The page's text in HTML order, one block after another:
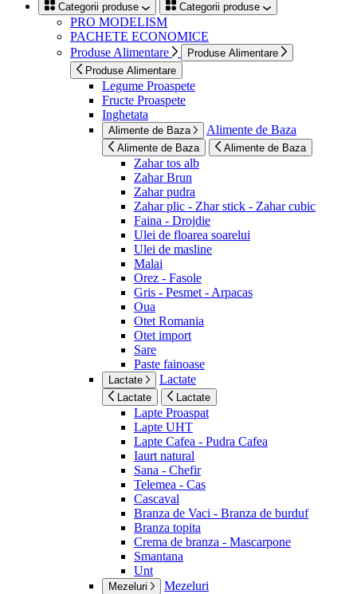
Categorii produse Categorii produse
PRO MODELISM
PACHETE ECONOMICE
Produse Alimentare
Produse Alimentare
Produse Alimentare
Legume Proaspete
Fructe Proaspete
Inghetata
Alimente de Baza Alimente de Baza
Alimente de Baza Alimente de Baza
Zahar tos alb
Zahar Brun
Zahar pudra
Zahar plic - Zhar stick - Zahar cubic
Faina - Drojdie
Ulei de floarea soarelui
Ulei de masline
Malai
Orez - Fasole
Gris - Pesmet - Arpacas
Oua
Otet Romania
Otet import
Sare
Paste fainoase
Lactate Lactate
Lactate Lactate
Lapte Proaspat
Lapte UHT
Lapte Cafea - Pudra Cafea
Iaurt natural
Sana - Chefir
Telemea - Cas
Cascaval
Branza de Vaci - Branza de burduf
Branza topita
Crema de branza - Mascarpone
Smantana
Unt
Mezeluri Mezeluri